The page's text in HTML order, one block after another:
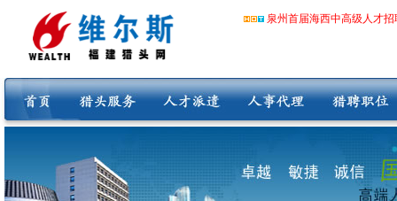
泉州首届海西中高级人才